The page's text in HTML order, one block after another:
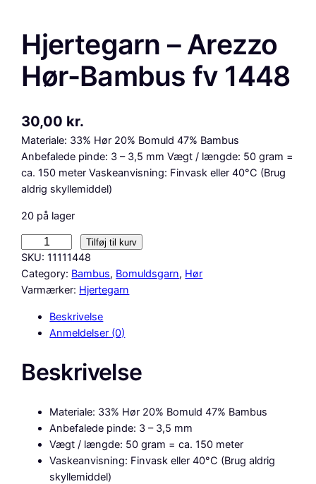
Hjertegarn – Arezzo
Hør-Bambus fv 1448
30,00 kr.
Materiale: 33% Hør 20% Bomuld 47% Bambus
Anbefalede pinde: 3 – 3,5 mm Vægt / længde: 50 gram =
ca. 150 meter Vaskeanvisning: Finvask eller 40°C (Brug
aldrig skyllemiddel)
20 på lager
j
e
r
Tilføj til kurv
SKU: 11111448
Category: Bambus, Bomuldsgarn, Hør
Varmærker: Hjertegarn
Beskrivelse
Anmeldelser (0)
Beskrivelse
Materiale: 33% Hør 20% Bomuld 47% Bambus
Anbefalede pinde: 3 – 3,5 mm
Vægt / længde: 50 gram = ca. 150 meter
Vaskeanvisning: Finvask eller 40°C (Brug aldrig
skyllemiddel)